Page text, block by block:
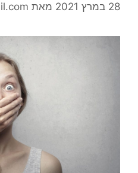
28 במרץ 2021 מאת